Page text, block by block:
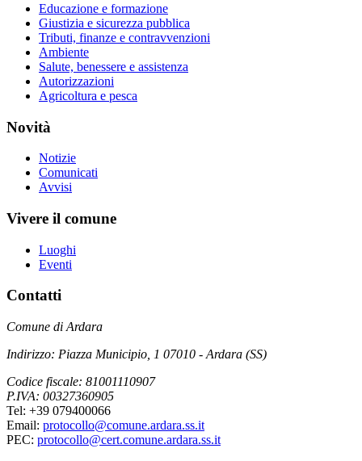
Educazione e formazione
Giustizia e sicurezza pubblica
Tributi, finanze e contravvenzioni
Ambiente
Salute, benessere e assistenza
Autorizzazioni
Agricoltura e pesca
Novità
Notizie
Comunicati
Avvisi
Vivere il comune
Luoghi
Eventi
Contatti
Comune di Ardara
Indirizzo: Piazza Municipio, 1 07010 - Ardara (SS)
Codice fiscale: 81001110907
P.IVA: 00327360905
Tel: +39 079400066
Email: protocollo@comune.ardara.ss.it
PEC: protocollo@cert.comune.ardara.ss.it